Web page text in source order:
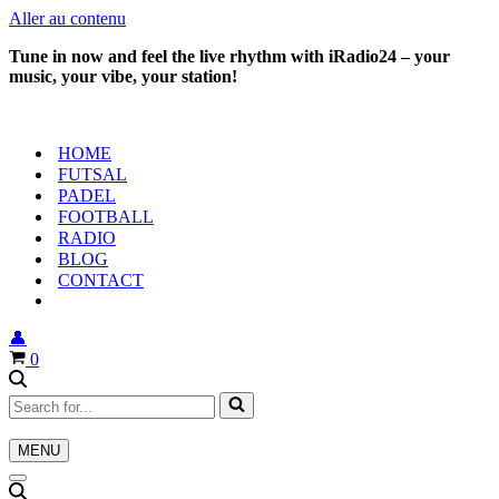
Aller au contenu
Tune in now and feel the live rhythm with iRadio24 – your
music, your vibe, your station!
HOME
FUTSAL
PADEL
FOOTBALL
RADIO
BLOG
CONTACT
👤
Panier
0
Rechercher...
MENU
Menu
Menu